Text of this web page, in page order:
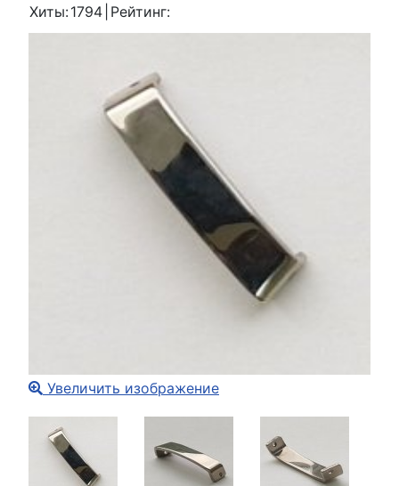
Хиты:1794 Рейтинг:
Увеличить изображение